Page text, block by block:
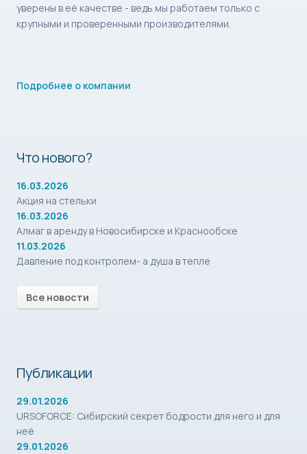
уверены в её качестве - ведь мы работаем только с
крупными и проверенными производителями.
Подробнее о компании
Что нового?
16.03.2026
Акция на стельки
16.03.2026
Алмаг в аренду в Новосибирске и Краснообске
11.03.2026
Давление под контролем- а душа в тепле
Все новости
Публикации
29.01.2026
URSOFORCE: Сибирский секрет бодрости для него и для
неё
29.01.2026